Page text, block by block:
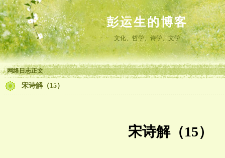
彭运生的博客
文化、哲学、诗学、文学
网络日志正文
宋诗解（15）
宋诗解（15）